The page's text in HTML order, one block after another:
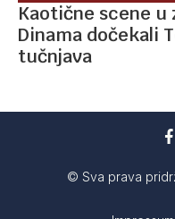
Kaotične scene u
Dinama dočekali
tučnjava
© Sva prava